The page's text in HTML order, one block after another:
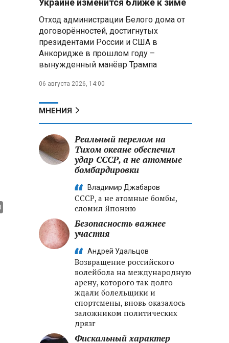
Президент Алжира готовится
к визиту в Беларусь — МИД
Алжира
300 жителей Курской области,
неизвестной
Второй энергоблок БелАЭС
вновь вышел на номинальную
мощность после диагностики
оборудования
Украине изменится ближе к зиме
Отход администрации Белого дома от
договорённостей, достигнутых
президентами России и США в
Анкоридже в прошлом году –
вынужденный манёвр Трампа
06 августа 2026, 14:00
МНЕНИЯ
Реальный перелом на
Тихом океане обеспечил
удар СССР, а не атомные
бомбардировки
Владимир Джабаров
СССР, а не атомные бомбы,
сломил Японию
Безопасность важнее
участия
Андрей Удальцов
Возвращение российского
волейбола на международную
арену, которого так долго
ждали болельщики и
спортсмены, вновь оказалось
заложником политических
дрязг
Фискальный характер